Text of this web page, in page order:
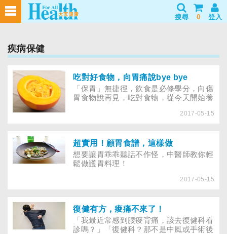
搜尋 0 登入
疾病保健
吃對好食物，向胃痛說bye bye
「保胃」無捷徑，飲食是必修學分，向傷
胃食物說再見，吃對食物，從今天開始養
麼吃才對，對胃病患者來說是件苦差事！
食物通常要避免，就算要吃也切忌空腹食
用。這些基本原則以外，更重要的是，患
者能否常觀照自己的（腸）胃狀況，來選
佑偵表示，從營養學的角度來看，「均衡
吃、吃太多，且要定時、定量，盡量別誤
餐、暴飲暴食，也是非常關鍵的保養之
道。
2017-05-15
超實用！顧胃食譜，這樣做
想要讓胃乖乖聽話不作怪，中醫師教你輕
鬆做護胃料理！
2017-05-15
復健有方，痠痛不來了！
「我最近常感到腰痠背痛，該去復健科看
診嗎？」「復健科？那不是中風或手術後